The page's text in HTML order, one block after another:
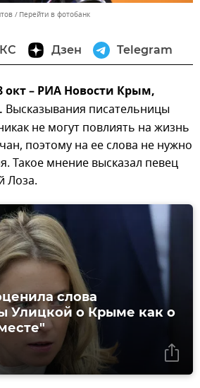
Перейти в фотобанк
Дзен Telegram
– РИА Новости Крым,
Высказывания писательницы
не могут повлиять на жизнь
поэтому на ее слова не нужно
Такое мнение высказал певец
Лоза.
слова
Улицкой о Крыме как о